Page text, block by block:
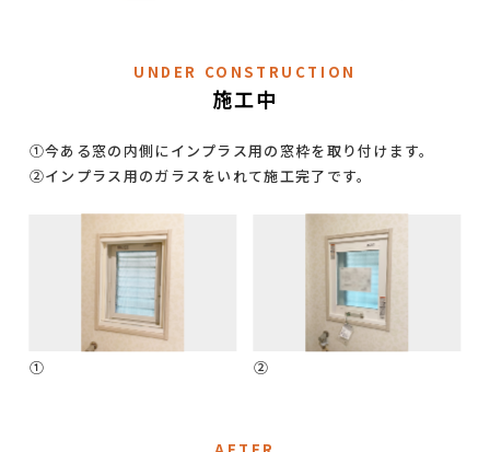
UNDER CONSTRUCTION
施工中
➀今ある窓の内側にインプラス用の窓枠を取り付けます。
②インプラス用のガラスをいれて施工完了です。
➀ ②